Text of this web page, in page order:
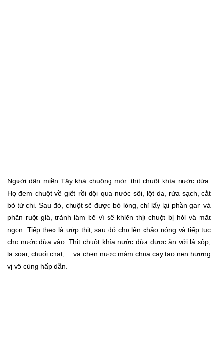
Người dân miền Tây khá chuộng món thịt chuột khía nước dừa.
Họ đem chuột về giết rồi dội qua nước sôi, lột da, rửa sạch, cắt
bỏ tứ chi. Sau đó, chuột sẽ được bỏ lòng, chỉ lấy lại phần gan và
phần ruột già, tránh làm bể vì sẽ khiến thịt chuột bị hôi và mất
ngon. Tiếp theo là ướp thịt, sau đó cho lên chảo nóng và tiếp tục
cho nước dừa vào. Thịt chuột khía nước dừa được ăn với lá sộp,
lá xoài, chuối chát,… và chén nước mắm chua cay tạo nên hương
vị vô cùng hấp dẫn.